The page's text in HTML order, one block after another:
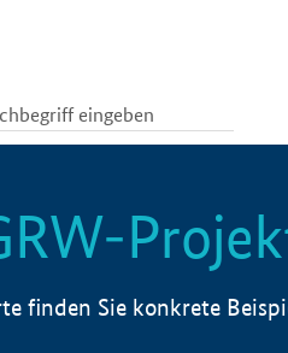
finden Sie konkrete